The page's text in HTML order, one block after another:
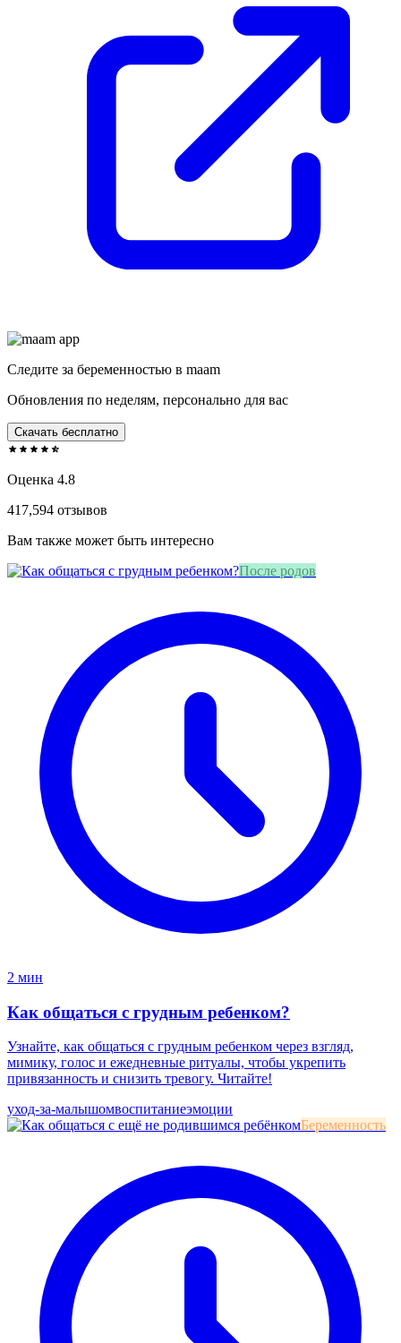
Следите за беременностью в maam
Обновления по неделям, персонально для вас
Скачать бесплатно
Оценка 4.8
417,594 отзывов
Вам также может быть интересно
После родов
2 мин
Как общаться с грудным ребенком?
Узнайте, как общаться с грудным ребенком через взгляд,
мимику, голос и ежедневные ритуалы, чтобы укрепить
привязанность и снизить тревогу. Читайте!
уход-за-малышомвоспитаниеэмоции
Беременность